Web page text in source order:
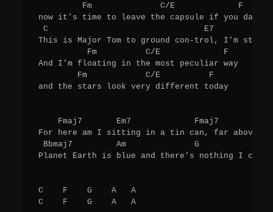
          Fm              C/E             F
now it's time to leave the capsule if you dare
C                                E7
This is Major Tom to ground con-trol, I'm
           Fm          C/E             F
And I'm floating in the most peculiar way
         Fm            C/E          F
and the stars look very different today
Fmaj7       Em7             Fmaj7
For here am I sitting in a tin can, far above
  Bbmaj7         Am              G            F
Planet Earth is blue and there's nothing I can
C    F    G    A   A
C    F    G    A   A